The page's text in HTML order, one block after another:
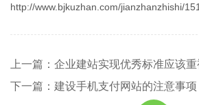
http://www.bjkuzhan.com/jianzhanzhishi/
上一篇：企业建站实现优秀标准应该
下一篇：建设手机支付网站的注意事项